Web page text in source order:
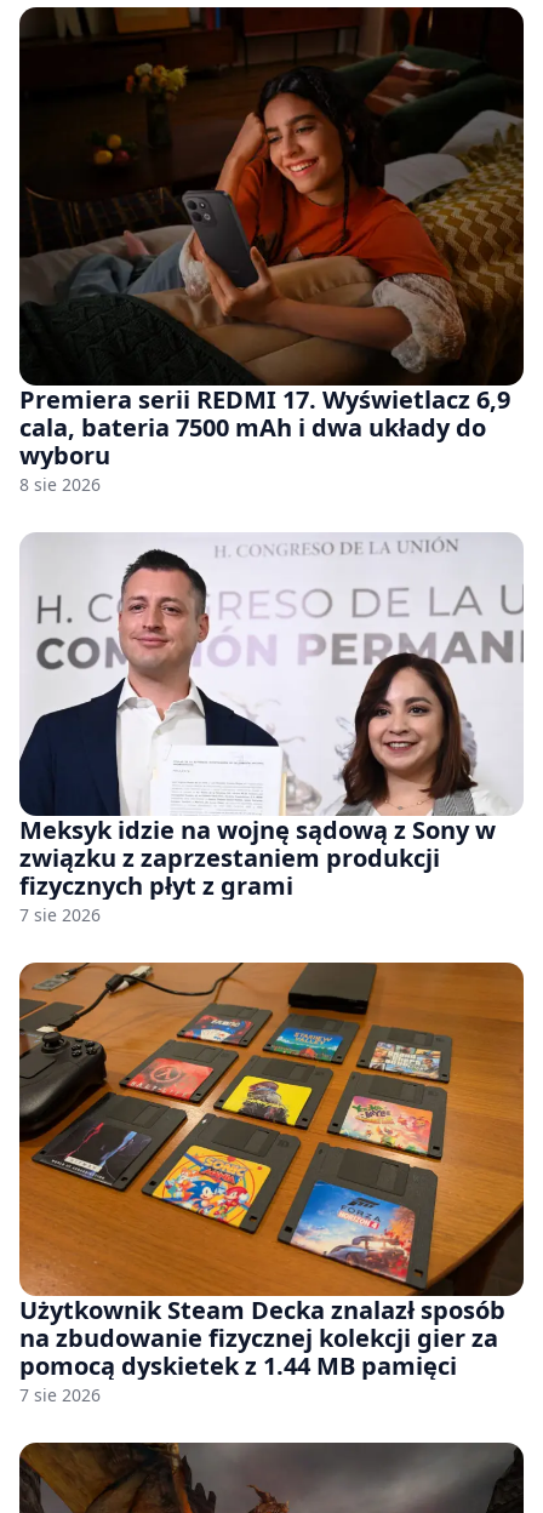
Premiera serii REDMI 17. Wyświetlacz 6,9
cala, bateria 7500 mAh i dwa układy do
wyboru
8 sie 2026
Meksyk idzie na wojnę sądową z Sony w
związku z zaprzestaniem produkcji
fizycznych płyt z grami
7 sie 2026
Użytkownik Steam Decka znalazł sposób
na zbudowanie fizycznej kolekcji gier za
pomocą dyskietek z 1.44 MB pamięci
7 sie 2026